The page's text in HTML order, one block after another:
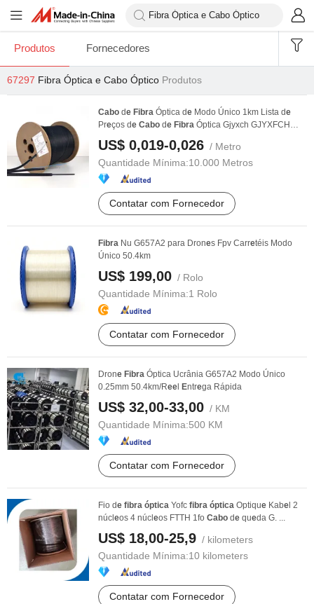
Produtos Fornecedores
67297 Fibra Óptica e Cabo Óptico Produtos
Cabo de Fibra Óptica de Modo Único 1km Lista de
Preços de Cabo de Fibra Óptica Gjyxch GJYXFCH
FTTX ...
US$ 0,019-0,026 / Metro
Quantidade Mínima:10.000 Metros
Contatar com Fornecedor
Fibra Nu G657A2 para Drones Fpv Carretéis Modo
Único 50.4km
US$ 199,00 / Rolo
Quantidade Mínima:1 Rolo
Contatar com Fornecedor
Drone Fibra Óptica Ucrânia G657A2 Modo Único
0.25mm 50.4km/Ree Entrega Rápida
US$ 32,00-33,00 / KM
Quantidade Mínima:500 KM
Contatar com Fornecedor
Fio de fibra óptica Yofc fibra óptica Optique Kabe l 2
núcl eos 4 núcl eos FTTH 1fo Cabo de queda G. ...
US$ 18,00-25,9 / kilometers
Quantidade Mínima:10 kilometers
Contatar com Fornecedor